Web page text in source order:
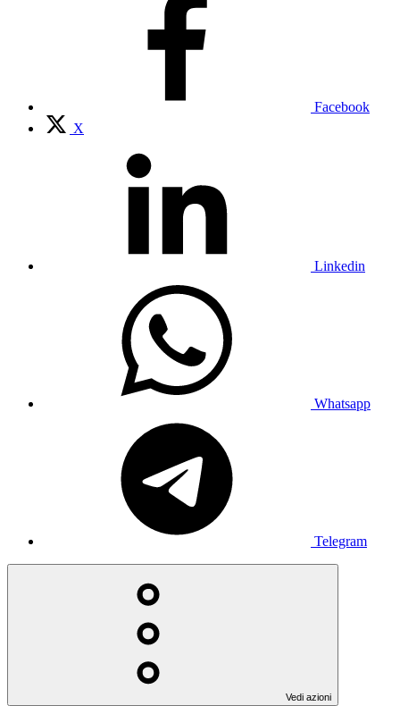
Facebook
X
Linkedin
Whatsapp
Telegram
Vedi azioni